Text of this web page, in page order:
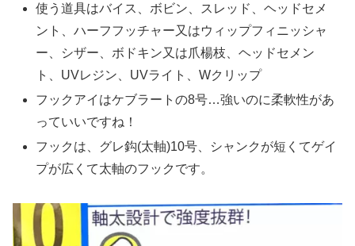
使う道具はバイス、ボビン、スレッド、ヘッドセメ
ント、ハーフフッチャー又はウィップフィニッシャ
ー、シザー、ボドキン又は爪楊枝、ヘッドセメン
ト、UVレジン、UVライト、Wクリップ
フックアイはケブラートの8号…強いのに柔軟性があ
っていいですね！
フックは、グレ鈎(太軸)10号、シャンクが短くてゲイ
プが広くて太軸のフックです。